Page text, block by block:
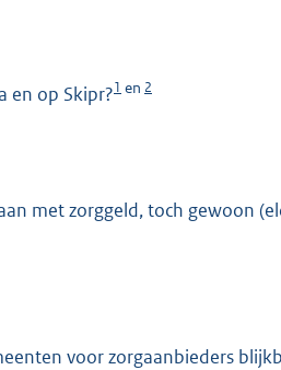
en op Skipr?1 en 2
met zorggeld, toch gewoon
voor zorgaanbieders